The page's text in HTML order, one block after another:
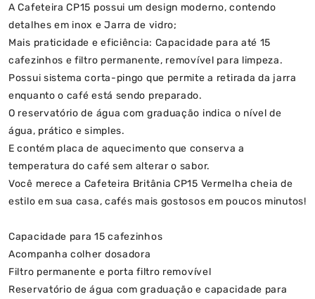
A Cafeteira CP15 possui um design moderno, contendo
detalhes em inox e Jarra de vidro;
Mais praticidade e eficiência: Capacidade para até 15
cafezinhos e filtro permanente, removível para limpeza.
Possui sistema corta-pingo que permite a retirada da jarra
enquanto o café está sendo preparado.
O reservatório de água com graduação indica o nível de
água, prático e simples.
E contém placa de aquecimento que conserva a
temperatura do café sem alterar o sabor.
Você merece a Cafeteira Britânia CP15 Vermelha cheia de
estilo em sua casa, cafés mais gostosos em poucos minutos!
Capacidade para 15 cafezinhos
Acompanha colher dosadora
Filtro permanente e porta filtro removível
Reservatório de água com graduação e capacidade para